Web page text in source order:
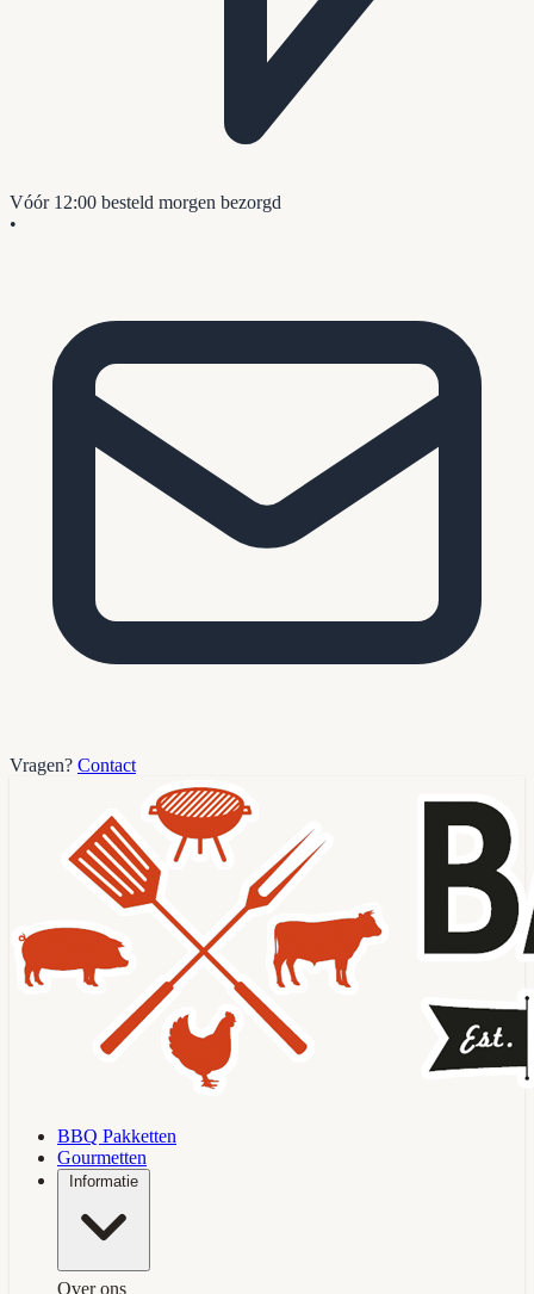
Vóór 12:00 besteld morgen bezorgd
•
Vragen? Contact
BBQ Pakketten
Gourmetten
Informatie
Over ons